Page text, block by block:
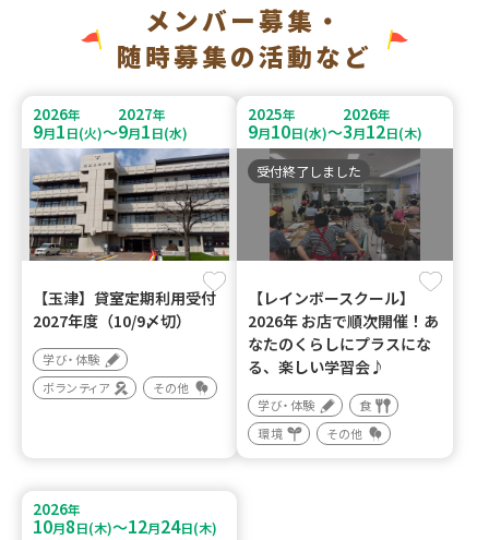
メンバー募集・
随時募集の活動など
2026年
9月1日(火)～
2027年
9月1日(水)
【玉津】貸室定期利用受付
2027年度（10/9〆切）
学び・体験
ボランティア
その他
2025年
9月10日(水)～
2026年
3月12日(木)
受付終了しました
【レインボースクール】
2026年 お店で順次開催！あ
なたのくらしにプラスにな
る、楽しい学習会♪
学び・体験
食
環境
その他
2026年
10月8日(木)～12月24日(木)